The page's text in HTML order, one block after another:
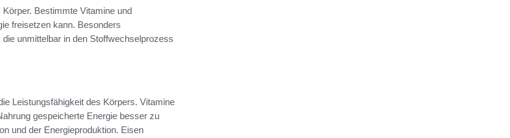
Bestimmte Vitamine und
freisetzen kann. Besonders
unmittelbar in den Stoffwechselprozess
Leistungsfähigkeit des Körpers. Vitamine
gespeicherte Energie besser zu
und der Energieproduktion. Eisen